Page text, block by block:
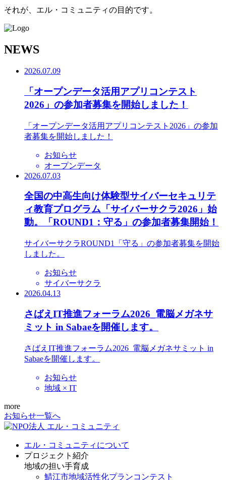
それが、エル・コミュニティの目的です。
NEWS
2026.07.09
「オープンデータ活用アプリコンテスト
2026」の参加者募集を開始しました！
「オープンデータ活用アプリコンテスト2026」の参加
者募集を開始しました！
お知らせ
オープンデータ
2026.07.03
全国の中高生向け体験型サイバーセキュリテ
ィ教育プログラム「サイバーサクラ2026」始
動。「ROUND1：守る」の参加者募集開始！
サイバーサクラROUND1「守る」の参加者募集を開始
しました。
お知らせ
サイバーサクラ
2026.04.13
さばえIT推進フォーラム2026_電脳メガネサ
ミット in Sabaeを開催します。
さばえIT推進フォーラム2026_電脳メガネサミット in
Sabaeを開催します。
お知らせ
地域 × IT
more
お知らせ一覧へ
エル・コミュニティについて
プロジェクト紹介
地域の担い手育成
鯖江市地域活性化プランコンテスト